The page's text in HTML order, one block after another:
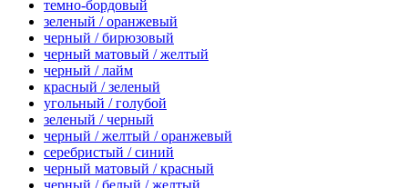
темно-бордовый
зеленый / оранжевый
черный / бирюзовый
черный матовый / желтый
черный / лайм
красный / зеленый
угольный / голубой
зеленый / черный
черный / желтый / оранжевый
серебристый / синий
черный матовый / красный